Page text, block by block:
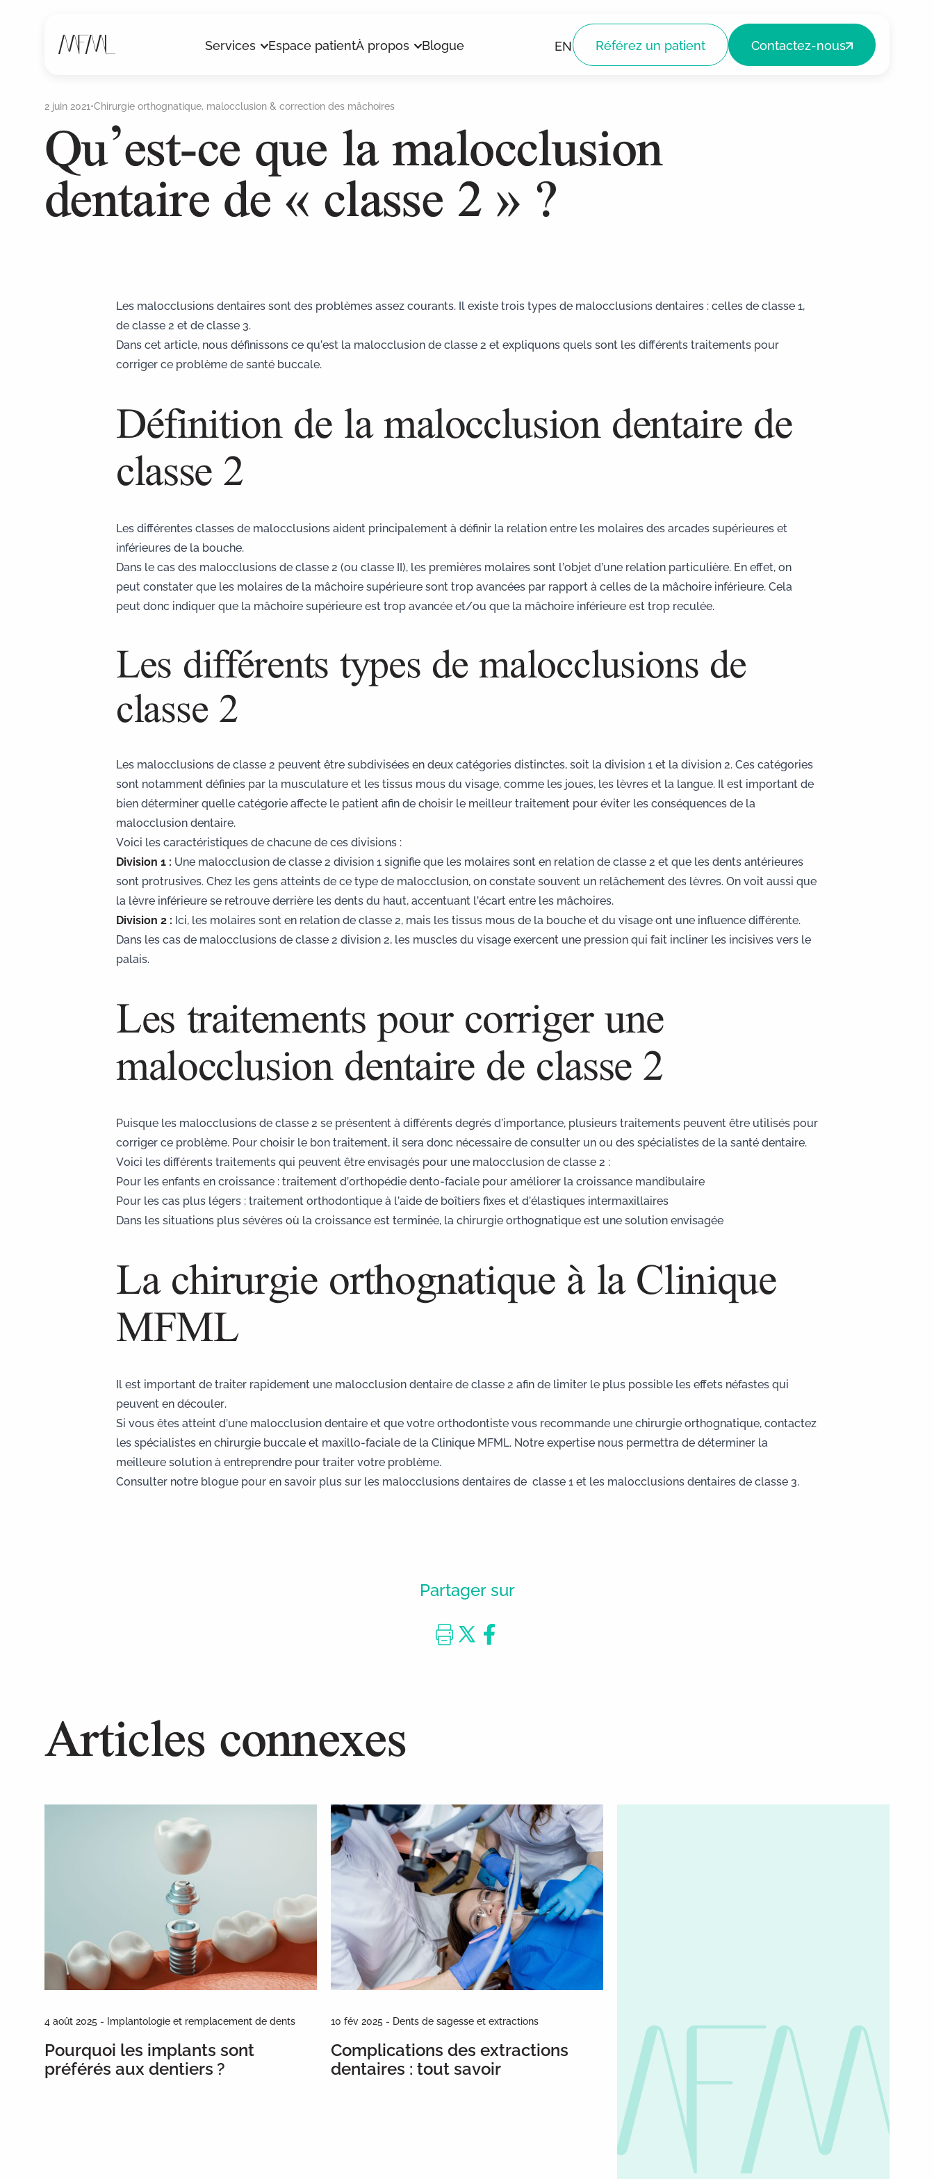
Services
Implants dentaires Dents de sagesse Extractions complexes
Pathologie Sédation intraveineuse
Espace patientÀ propos Blogue EN Référez un patient Contactez-nous
2 juin 2021•Chirurgie orthognatique, malocclusion & correction des mâchoires
Qu’est-ce que la malocclusion
dentaire de « classe 2 » ?
Les malocclusions dentaires sont des problèmes assez courants. Il existe trois types de malocclusions dentaires : celles de classe 1,
de classe 2 et de classe 3.
Dans cet article, nous définissons ce qu’est la malocclusion de classe 2 et expliquons quels sont les différents traitements pour
corriger ce problème de santé buccale.
Définition de la malocclusion dentaire de
classe 2
Les différentes classes de malocclusions aident principalement à définir la relation entre les molaires des arcades supérieures et
inférieures de la bouche.
Dans le cas des malocclusions de classe 2 (ou classe II), les premières molaires sont l’objet d’une relation particulière. En effet, on
peut constater que les molaires de la mâchoire supérieure sont trop avancées par rapport à celles de la mâchoire inférieure. Cela
peut donc indiquer que la mâchoire supérieure est trop avancée et/ou que la mâchoire inférieure est trop reculée.
Les différents types de malocclusions de
classe 2
Les malocclusions de classe 2 peuvent être subdivisées en deux catégories distinctes, soit la division 1 et la division 2. Ces catégories
sont notamment définies par la musculature et les tissus mous du visage, comme les joues, les lèvres et la langue. Il est important de
bien déterminer quelle catégorie affecte le patient afin de choisir le meilleur traitement pour éviter lesconséquences de la
malocclusion dentaire.
Voici les caractéristiques de chacune de ces divisions :
Division 1 : Une malocclusion de classe 2 division 1 signifie que les molaires sont en relation de classe 2 et que les dents antérieures
sont protrusives. Chez les gens atteints de ce type de malocclusion, on constate souvent un relâchement des lèvres. On voit aussi que
la lèvre inférieure se retrouve derrière les dents du haut, accentuant l’écart entre les mâchoires.
Division 2 : Ici, les molaires sont en relation de classe 2, mais les tissus mous de la bouche et du visage ont une influence différente.
Dans les cas de malocclusions de classe 2 division 2, les muscles du visage exercent une pression qui fait incliner les incisives vers le
palais.
Les traitements pour corriger une
malocclusion dentaire de classe 2
Puisque les malocclusions de classe 2 se présentent à différents degrés d’importance, plusieurs traitements peuvent être utilisés pour
corriger ce problème. Pour choisir le bon traitement, il sera donc nécessaire de consulter un ou des spécialistes de la santé dentaire.
Voici les différents traitements qui peuvent être envisagés pour une malocclusion de classe 2 :
Pour les enfants en croissance : traitement d’orthopédie dento-faciale pour améliorer la croissance mandibulaire
Pour les cas plus légers : traitement orthodontique à l’aide de boîtiers fixes et d’élastiques intermaxillaires
Dans les situations plus sévères où la croissance est terminée, la chirurgie orthognatiqueest une solution envisagée
La chirurgie orthognatique à la Clinique
MFML
Il est important de traiter rapidement une malocclusion dentaire de classe 2 afin de limiter le plus possible les effets néfastes qui
peuvent en découler.
Si vous êtes atteint d’une malocclusion dentaire et que votre orthodontiste vous recommande une chirurgie orthognatique, contactez
les spécialistes en chirurgie buccale et maxillo-faciale de la Clinique MFML. Notre expertise nous permettra de déterminer la
meilleure solution à entreprendre pour traiter votre problème.
Consulter notre blogue pour en savoir plus sur les malocclusions dentaires de classe 1et les malocclusions dentaires de classe 3.
Partager sur
Articles connexes
4 août 2025 - Implantologie et remplacement de dents
Pourquoi les implants sont
préférés aux dentiers ?
10 fév 2025 - Dents de sagesse et extractions
Complications des extractions
dentaires : tout savoir